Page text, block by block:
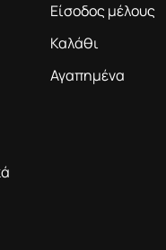
Είσοδος μέλους
Καλάθι
Αγαπημένα